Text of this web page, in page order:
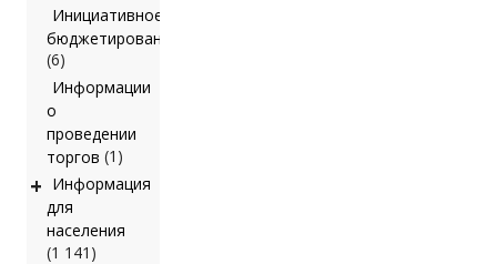
Инициативное
бюджетирование
(6)
Информации
о
проведении
торгов (1)
+ Информация
для
населения
(1 141)